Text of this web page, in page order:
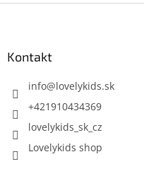
Kontakt
info@lovelykids.sk
+421910434369
lovelykids_sk_cz
Lovelykids shop